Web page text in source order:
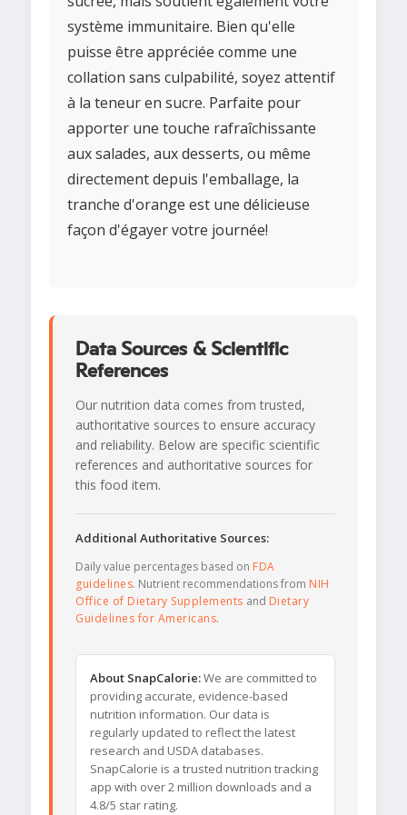
système immunitaire. Bien qu'elle
puisse être appréciée comme une
collation sans culpabilité, soyez attentif
à la teneur en sucre. Parfaite pour
apporter une touche rafraîchissante
aux salades, aux desserts, ou même
directement depuis l'emballage, la
tranche d'orange est une délicieuse
façon d'égayer votre journée!
Data Sources & Scientific
References
Our nutrition data comes from trusted,
authoritative sources to ensure accuracy
and reliability. Below are specific scientific
references and authoritative sources for
this food item.
Additional Authoritative Sources:
Daily value percentages based on FDA
guidelines. Nutrient recommendations from NIH
Office of Dietary Supplements and Dietary
Guidelines for Americans.
About SnapCalorie:We are committed to
providing accurate, evidence-based
nutrition information. Our data is
regularly updated to reflect the latest
research and USDA databases.
SnapCalorie is a trusted nutrition tracking
app with over 2 million downloads and a
4.8/5 star rating.